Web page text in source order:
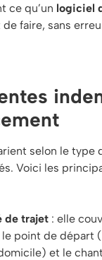
ce qu’un logiciel
faire, sans
selon le type
Voici les
de trajet : elle
le point de départ
et le